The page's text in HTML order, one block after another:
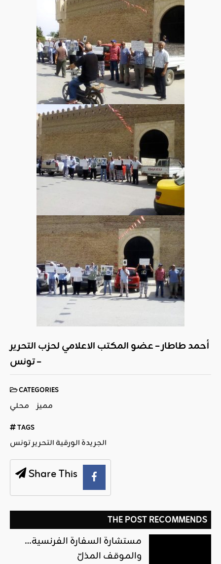
أحمد طاطار – عضو المكتب الاعلامي لحزب التحرير
– تونس
CATEGORIES
محلي مميز
TAGS
الجريدة الورقية التحرير تونس
Share This
THE POST RECOMMENDS
مستشارة السفارة الفرنسية…
والموقف المذلّ